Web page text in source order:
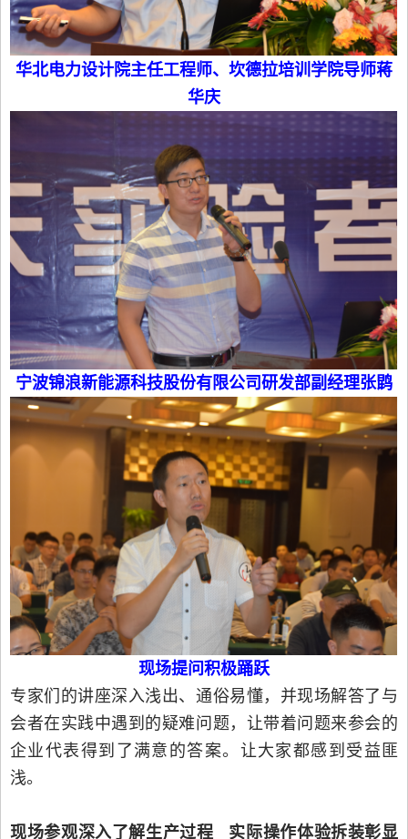
华北电力设计院主任工程师、坎德拉培训学院导师蒋
华庆
宁波锦浪新能源科技股份有限公司研发部副经理张鹍
现场提问积极踊跃
专家们的讲座深入浅出、通俗易懂，并现场解答了与
会者在实践中遇到的疑难问题，让带着问题来参会的
企业代表得到了满意的答案。让大家都感到受益匪
浅。
现场参观深入了解生产过程 实际操作体验拆装彰显